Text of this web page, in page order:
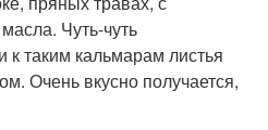
Чуть-чуть
таким кальмарам листья
Очень вкусно получается,